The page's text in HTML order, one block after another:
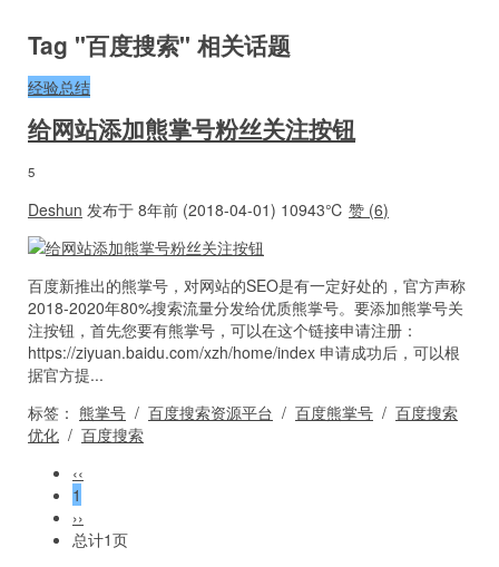
Tag "百度搜索" 相关话题
经验总结
给网站添加熊掌号粉丝关注按钮
5
Deshun 发布于 8年前 (2018-04-01) 10943℃ 赞 (6)
百度新推出的熊掌号，对网站的SEO是有一定好处的，官方声称
2018-2020年80%搜索流量分发给优质熊掌号。要添加熊掌号关
注按钮，首先您要有熊掌号，可以在这个链接申请注册：
https://ziyuan.baidu.com/xzh/home/index 申请成功后，可以根
据官方提...
标签： 熊掌号 / 百度搜索资源平台 / 百度熊掌号 / 百度搜索
优化 / 百度搜索
‹‹
1
››
总计1页